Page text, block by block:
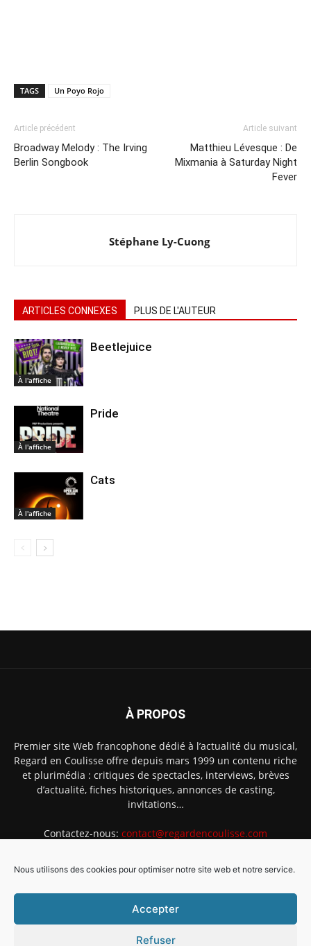
Nous utilisons des cookies pour optimiser notre site web et notre service.
Accepter
Refuser
TAGS Un Poyo Rojo
Article précédent
Broadway Melody : The Irving
Berlin Songbook
Article suivant
Matthieu Lévesque : De
Mixmania à Saturday Night
Fever
Stéphane Ly-Cuong
ARTICLES CONNEXES PLUS DE L'AUTEUR
À l'affiche
Beetlejuice
À l'affiche
Pride
À l'affiche
Cats
À PROPOS
Premier site Web francophone dédié à l’actualité du musical,
Regard en Coulisse offre depuis mars 1999 un contenu riche
et plurimédia : critiques de spectacles, interviews, brèves
d’actualité, fiches historiques, annonces de casting,
invitations…
Contactez-nous: contact@regardencoulisse.com